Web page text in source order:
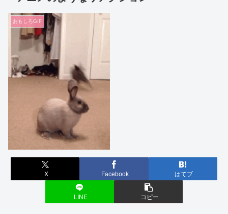
おもしろGIF
X Facebook はてブ
LINE コピー